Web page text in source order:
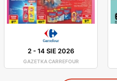
2-14 SIE 2026
GAZETKA CARREFOUR